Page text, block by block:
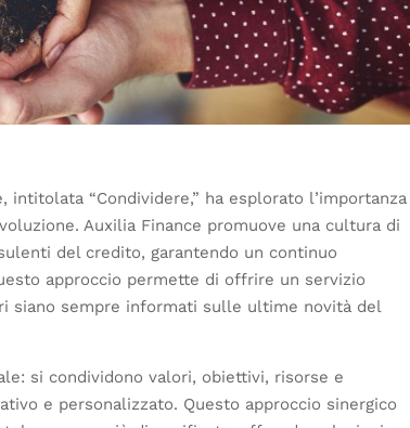
“Condividere,” ha esplorato l’importanza
Auxilia Finance promuove una cultura di
del credito, garantendo un continuo
approccio permette di offrire un servizio
siano sempre informati sulle ultime novità del
si condividono valori, obiettivi, risorse e
e personalizzato. Questo approccio sinergico